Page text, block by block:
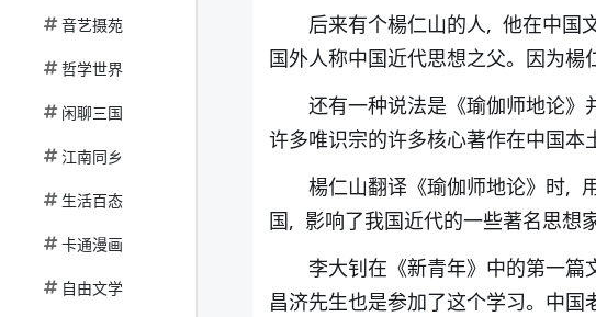
音艺摄苑
哲学世界
闲聊三国
江南同乡
生活百态
卡通漫画
自由文学
后来有个楊仁山的人, 他在中国
国外人称中国近代思想之父。因为楊
还有一种说法是《瑜伽师地论
许多唯识宗的许多核心著作在中国本
楊仁山翻译《瑜伽师地论》时,
国, 影响了我国近代的一些著名思想
李大钊在《新青年》中的第一
昌济先生也是参加了这个学习。中